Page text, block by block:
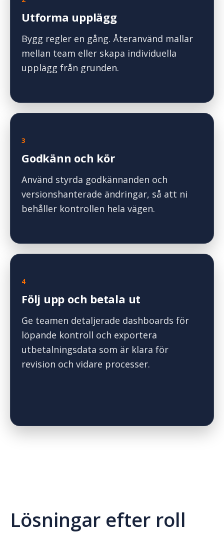
Utforma upplägg
Bygg regler en gång. Återanvänd mallar
mellan team eller skapa individuella
upplägg från grunden.
3
Godkänn och kör
Använd styrda godkännanden och
versionshanterade ändringar, så att ni
behåller kontrollen hela vägen.
4
Följ upp och betala ut
Ge teamen detaljerade dashboards för
löpande kontroll och exportera
utbetalningsdata som är klara för
revision och vidare processer.
Lösningar efter roll